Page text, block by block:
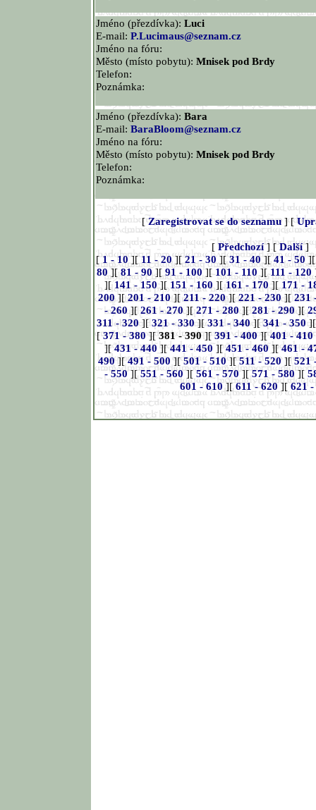
Jméno (přezdívka): Luci
E-mail: P.Lucimaus@seznam.cz
Jméno na fóru:
Město (místo pobytu): Mnisek pod Brdy
Telefon:
Poznámka:
Jméno (přezdívka): Bara
E-mail: BaraBloom@seznam.cz
Jméno na fóru:
Město (místo pobytu): Mnisek pod Brdy
Telefon:
Poznámka:
[Zaregistrovat se do seznamu] [
[ Předchozí] [Další]
[1 - 10][11 - 20][21 - 30][31 - 40][41 - 50
80 ][81 - 90][91 - 100][101 - 110 ][111 - 120
][141 - 150][ 151 - 160 ][161 - 170 ][ 171 -
200][201 - 210][211 - 220][221 - 230][231
- 260][261 - 270][271 - 280][281 - 290][
311 - 320][321 - 330][331 - 340][341 - 350
[371 - 380][381 - 390][391 - 400][401 - 410
][431 - 440][441 - 450][451 - 460][461 -
490][491 - 500][501 - 510][511 - 520][521
- 550][551 - 560][561 - 570][571 - 580][
601 - 610][611 - 620][621